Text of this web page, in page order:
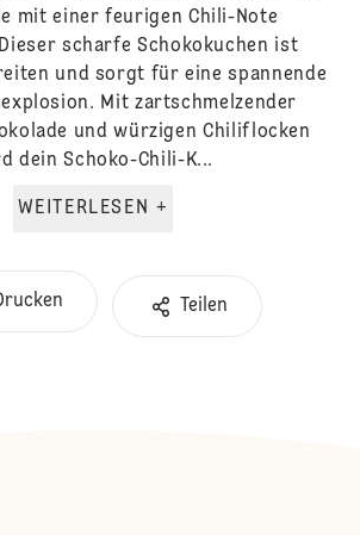
mit einer feurigen Chili-Note
scharfe Schokokuchen ist
und sorgt für eine spannende
Mit zartschmelzender
und würzigen Chiliflocken
dein Schoko-Chili-K...
WEITERLESEN +
Teilen